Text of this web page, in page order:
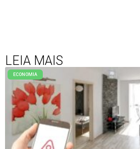
LEIA MAIS
ECONOMIA